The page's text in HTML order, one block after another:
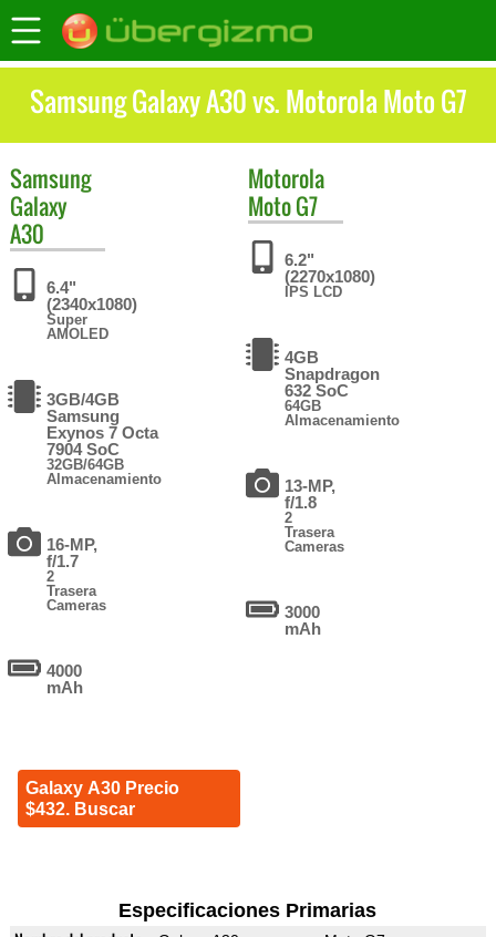
Samsung Galaxy A30 vs. Motorola Moto G7
Samsung
Galaxy
A30
6.4"
(2340x1080)
Super
AMOLED
3GB/4GB
Samsung
Exynos 7 Octa
7904 SoC
32GB/64GB
Almacenamiento
16-MP,
f/1.7
2
Trasera
Cameras
4000
mAh
Galaxy A30 Precio
$432. Buscar
Motorola
Moto G7
6.2"
(2270x1080)
IPS LCD
4GB
Snapdragon
632 SoC
64GB
Almacenamiento
13-MP,
f/1.8
2
Trasera
Cameras
3000
mAh
Especificaciones Primarias